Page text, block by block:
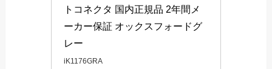
トコネクタ 国内正規品 2年間メ
ーカー保証 オックスフォードグ
レー
iK1176GRA